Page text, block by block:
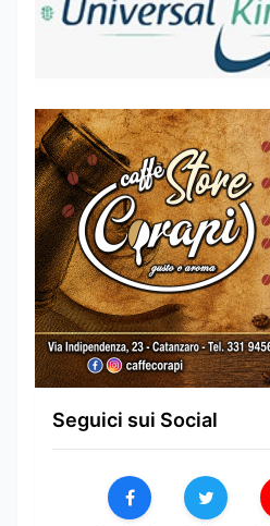
Seguici sui Social